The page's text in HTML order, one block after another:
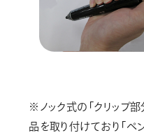
※ノック式の「クリップ部
品を取り付けており「ペ